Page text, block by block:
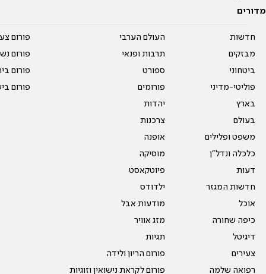
מדורים
חדשות
מבזקים
ביטחוני
פוליטי-מדיני
בארץ
בעולם
משפט ופלילים
כלכלה ונדל"ן
דעות
חדשות המגזר
אוכל
כיפה שחורה
דיגיטל
צעירים
רפואה שלמה
העולם הערבי
תרבות ופנאי
ספורט
פורומים
יהדות
צרכנות
אופנה
מוסיקה
פיוטקאסט
ילדודס
מודעות אבל
מזג אוויר
תגיות
פורום הריון ולידה
פורום לקראת נישואין וזוגיות
פורום
פורום
פורום
פורום